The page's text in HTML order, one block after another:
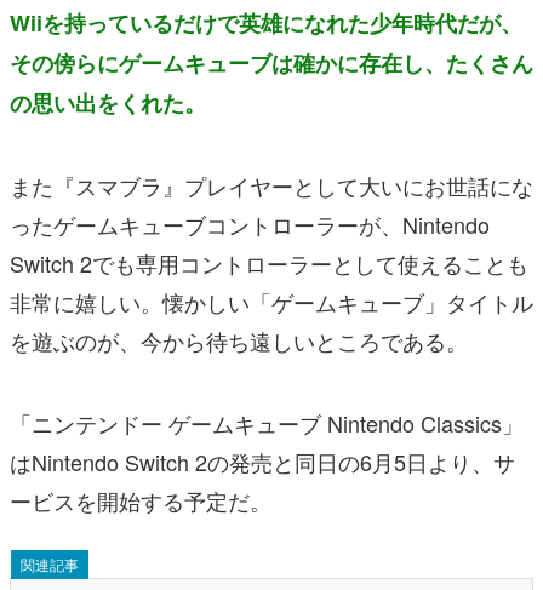
Wiiを持っているだけで英雄になれた少年時代だが、
その傍らにゲームキューブは確かに存在し、たくさん
の思い出をくれた。
また『スマブラ』プレイヤーとして大いにお世話にな
ったゲームキューブコントローラーが、Nintendo
Switch 2でも専用コントローラーとして使えることも
非常に嬉しい。懐かしい「ゲームキューブ」タイトル
を遊ぶのが、今から待ち遠しいところである。
「ニンテンドー ゲームキューブ Nintendo Classics」
はNintendo Switch 2の発売と同日の6月5日より、サ
ービスを開始する予定だ。
関連記事